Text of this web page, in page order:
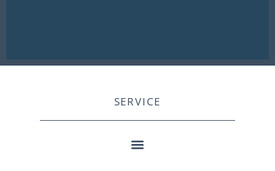
SERVICE